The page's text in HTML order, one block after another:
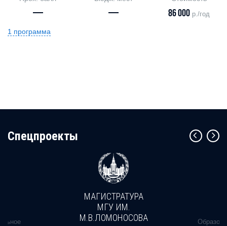
— — 86 000 р./год
1 программа
Cпецпроекты
МАГИСТРАТУРА
МГУ ИМ.
М.В.ЛОМОНОСОВА